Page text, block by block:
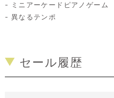
- ミニアーケードピアノゲーム
- 異なるテンポ
セール履歴